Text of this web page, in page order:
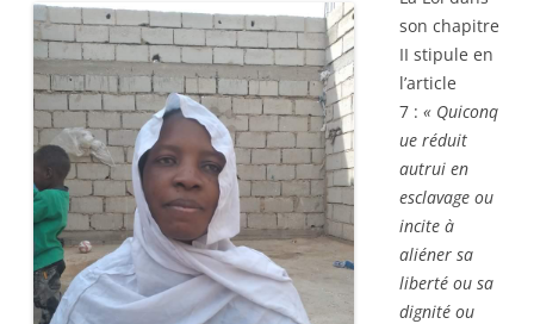
son chapitre
II stipule en
l’article
7 : « Quiconq
ue réduit
autrui en
esclavage ou
incite à
aliéner sa
liberté ou sa
dignité ou